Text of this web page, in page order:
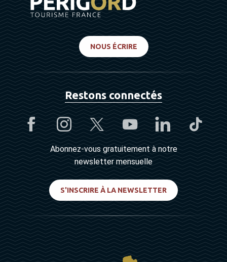
NOUS ÉCRIRE
Restons connectés
Abonnez-vous gratuitement à notre
newsletter mensuelle
S'INSCRIRE À LA NEWSLETTER